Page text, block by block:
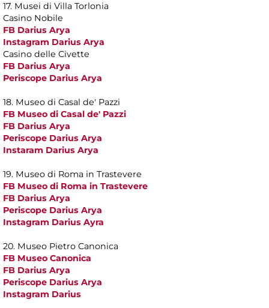
17. Musei di Villa Torlonia
Casino Nobile
FB Darius Arya
Instagram Darius Arya
Casino delle Civette
FB Darius Arya
Periscope Darius Arya
18. Museo di Casal de' Pazzi
FB Museo di Casal de' Pazzi
FB Darius Arya
Periscope Darius Arya
Instaram Darius Arya
19. Museo di Roma in Trastevere
FB Museo di Roma in Trastevere
FB Darius Arya
Periscope Darius Arya
Instagram Darius Ayra
20. Museo Pietro Canonica
FB Museo Canonica
FB Darius Arya
Periscope Darius Arya
Instagram Darius